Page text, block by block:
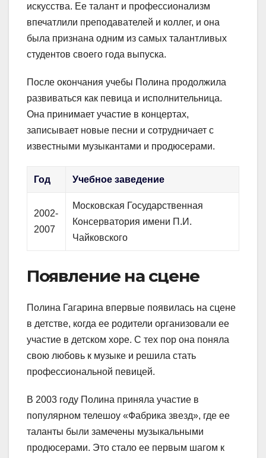
искусства. Ее талант и профессионализм
впечатлили преподавателей и коллег, и она
была признана одним из самых талантливых
студентов своего года выпуска.
После окончания учебы Полина продолжила
развиваться как певица и исполнительница.
Она принимает участие в концертах,
записывает новые песни и сотрудничает с
известными музыкантами и продюсерами.
Год Учебное заведение
2002-
2007
Московская Государственная
Консерватория имени П.И.
Чайковского
Появление на сцене
Полина Гагарина впервые появилась на сцене
в детстве, когда ее родители организовали ее
участие в детском хоре. С тех пор она поняла
свою любовь к музыке и решила стать
профессиональной певицей.
В 2003 году Полина приняла участие в
популярном телешоу «Фабрика звезд», где ее
таланты были замечены музыкальными
продюсерами. Это стало ее первым шагом к